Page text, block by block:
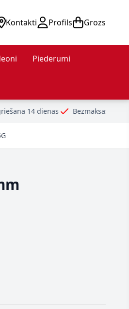
Kontakti Profils Grozs
Piederumi
Bezmaksas piegāde no 99€